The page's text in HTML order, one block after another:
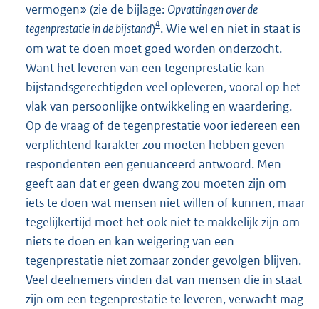
vermogen» (zie de bijlage: Opvattingen over de
tegenprestatie in de bijstand)4. Wie wel en niet in staat is
om wat te doen moet goed worden onderzocht.
Want het leveren van een tegenprestatie kan
bijstandsgerechtigden veel opleveren, vooral op het
vlak van persoonlijke ontwikkeling en waardering.
Op de vraag of de tegenprestatie voor iedereen een
verplichtend karakter zou moeten hebben geven
respondenten een genuanceerd antwoord. Men
geeft aan dat er geen dwang zou moeten zijn om
iets te doen wat mensen niet willen of kunnen, maar
tegelijkertijd moet het ook niet te makkelijk zijn om
niets te doen en kan weigering van een
tegenprestatie niet zomaar zonder gevolgen blijven.
Veel deelnemers vinden dat van mensen die in staat
zijn om een tegenprestatie te leveren, verwacht mag